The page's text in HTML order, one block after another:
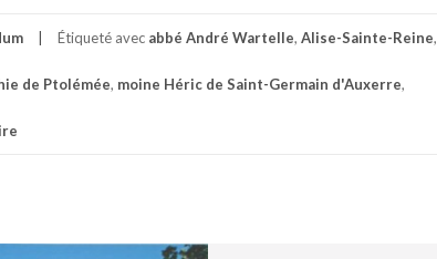
Étiqueté avec abbé André Wartelle, Alise-Sainte-Reine,
de Ptolémée, moine Héric de Saint-Germain d'Auxerre,